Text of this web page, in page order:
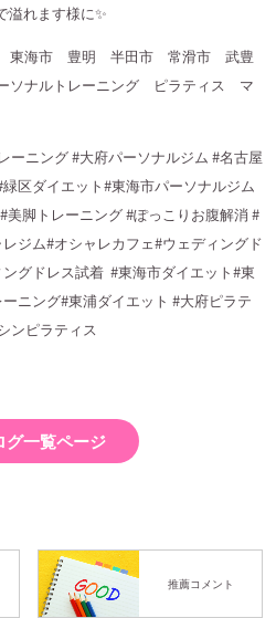
溢れます様に✨
東海市 豊明 半田市 常滑市 武豊
ナルトレーニング ピラティス マ
ニング #大府パーソナルジム #名古屋
区ダイエット#東海市パーソナルジム
美脚トレーニング #ぽっこりお腹解消 #
ジム#オシャレカフェ#ウェディングド
グドレス試着 #東海市ダイエット#東
ニング#東浦ダイエット #大府ピラテ
ンピラティス
グ一覧ページ
推薦コメント